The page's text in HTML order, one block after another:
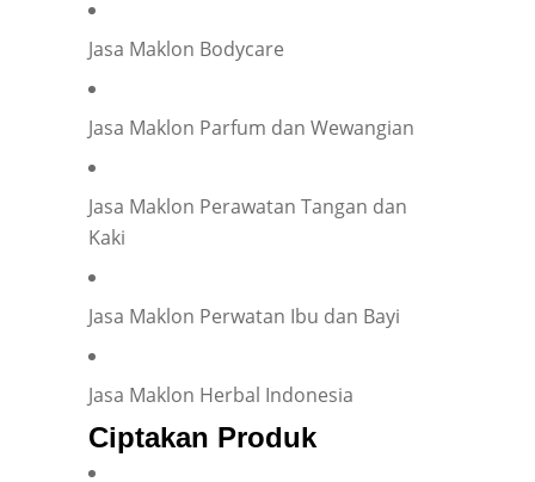
Jasa Maklon Bodycare
Jasa Maklon Parfum dan Wewangian
Jasa Maklon Perawatan Tangan dan
Kaki
Jasa Maklon Perwatan Ibu dan Bayi
Jasa Maklon Herbal Indonesia
Ciptakan Produk